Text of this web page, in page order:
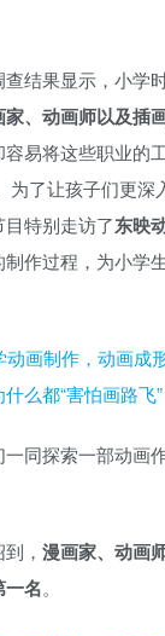
结果显示，小学
家、动画师以及插
易将这些职业的
为了让孩子们更深
特别走访了东映
作过程，为小学
同探索一部动画
， 漫画家、动画
一名。